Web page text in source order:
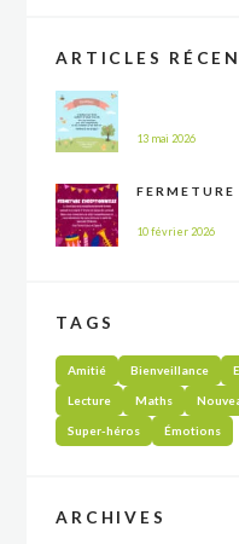
ARTICLES
13 mai 2026
10 février 2026
TAGS
Amitié Bienveillance
Lecture Maths
Super-héros Émotions
ARCHIVES